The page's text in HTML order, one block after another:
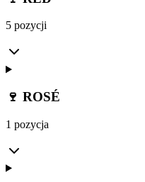
5 pozycji
🍷 ROSÉ
1 pozycja